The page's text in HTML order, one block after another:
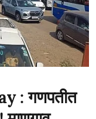
: गणपतीत